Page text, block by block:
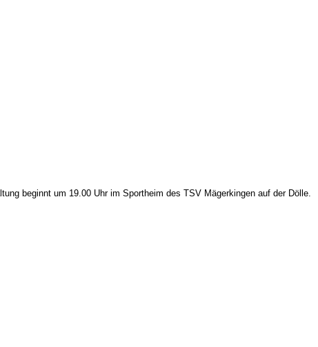
beginnt um 19.00 Uhr im Sportheim des TSV Mägerkingen auf der Dölle.